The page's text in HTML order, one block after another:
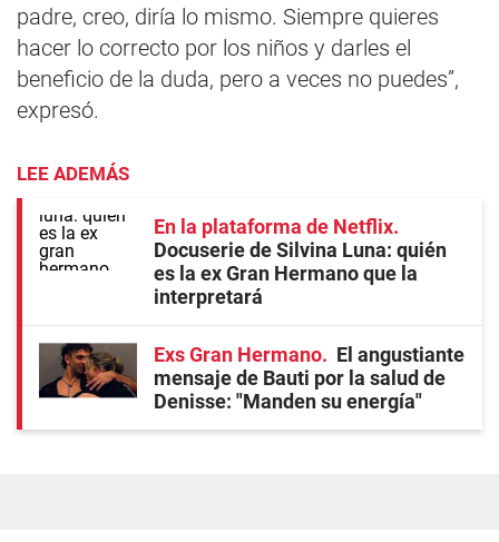
padre, creo, diría lo mismo. Siempre quieres
hacer lo correcto por los niños y darles el
beneficio de la duda, pero a veces no puedes”,
expresó.
LEE ADEMÁS
En la plataforma de Netflix
Docuserie de Silvina Luna: quién
es la ex Gran Hermano que la
interpretará
Exs Gran Hermano
El angustiante
mensaje de Bauti por la salud de
Denisse: "Manden su energía"